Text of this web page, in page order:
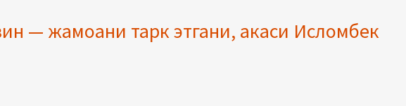
— жамоани тарк этгани, акаси Исломбек